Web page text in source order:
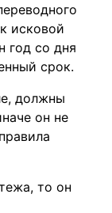
исковой
год со дня
срок.
должны
он не
то он